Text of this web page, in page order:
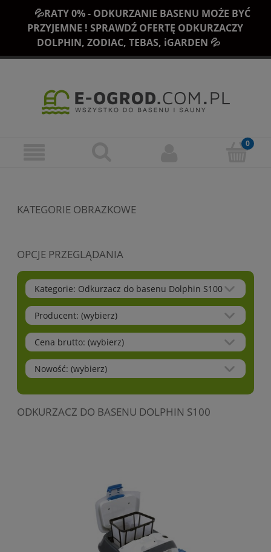
💦RATY 0% - ODKURZANIE BASENU MOŻE BYĆ
PRZYJEMNE ! SPRAWDŹ OFERTĘ ODKURZACZY
DOLPHIN, ZODIAC, TEBAS, iGARDEN 💦
KATEGORIE OBRAZKOWE
OPCJE PRZEGLĄDANIA
Kategorie: Odkurzacz do basenu Dolphin S100
Producent: (wybierz)
Cena brutto: (wybierz)
Nowość: (wybierz)
ODKURZACZ DO BASENU DOLPHIN S100